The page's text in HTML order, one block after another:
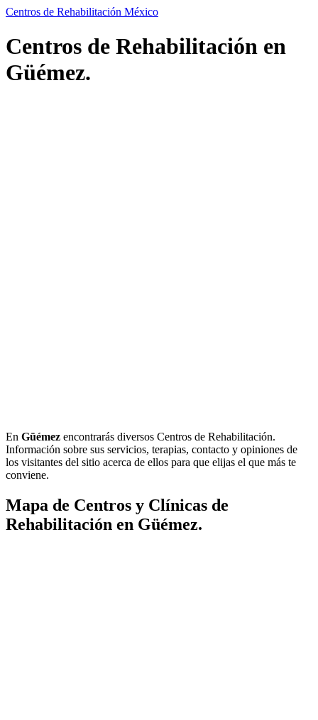
Centros de Rehabilitación México
Centros de Rehabilitación en
Güémez.
En Güémez encontrarás diversos Centros de Rehabilitación.
Información sobre sus servicios, terapias, contacto y opiniones de
los visitantes del sitio acerca de ellos para que elijas el que más te
conviene.
Mapa de Centros y Clínicas de
Rehabilitación en Güémez.